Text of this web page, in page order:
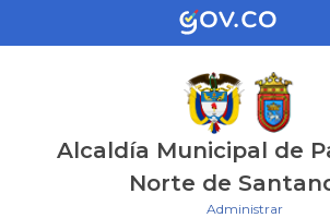
Alcaldía Municipal de
Norte de
Administrar